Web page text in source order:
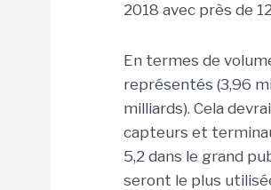
2018 avec près de
En termes de
représentés (3,96
milliards). Cela
capteurs et
5,2 dans le grand
seront le plus